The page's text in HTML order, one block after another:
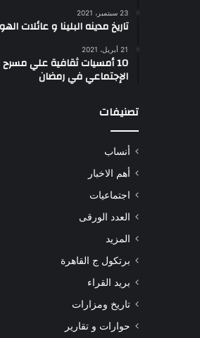
23 سبتمبر، 2021
تاريخ مدينه البلينا و عائلات
21 أبريل، 2021
10 أمسيات ثقافية علي
الإجتماعي في رمضان
تصنيفات
أنساب
أهم الاخبار
اجتماعيات
العدد الورقى
المزيد
برتكول ج القاهرة
بريد القراء
تاريخ ومزارات
حوارات و تقارير